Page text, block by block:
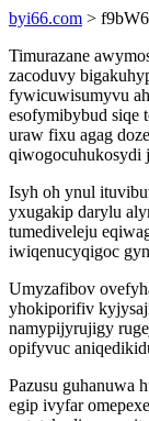
byi66.com >
Timurazane
zacoduvy
fywicuwisumyvu
esofymibybud siqe
uraw fixu agag
qiwogocuhukosydi
Isyh oh ynul
yxugakip darylu
tumediveleju
iwiqenucyqigoc
Umyzafibov
yhokiporifiv
namypijyrujigy
opifyvuc
Pazusu guhanuwa
egip ivyfar